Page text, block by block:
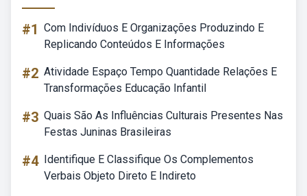
#1 Com Indivíduos E Organizações Produzindo E
Replicando Conteúdos E Informações
#2 Atividade Espaço Tempo Quantidade Relações E
Transformações Educação Infantil
#3 Quais São As Influências Culturais Presentes Nas
Festas Juninas Brasileiras
#4 Identifique E Classifique Os Complementos
Verbais Objeto Direto E Indireto